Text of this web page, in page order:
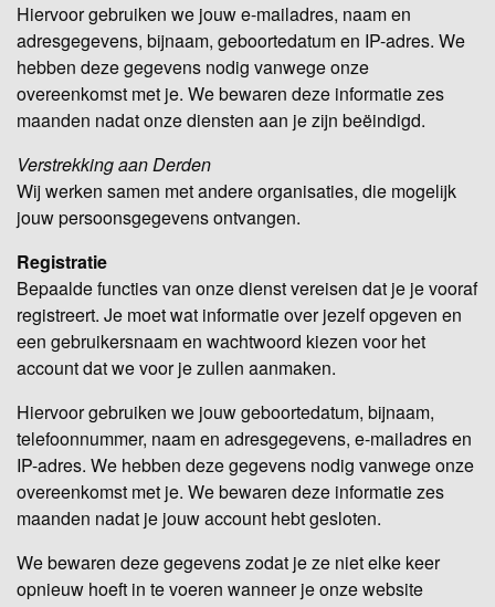
Hiervoor gebruiken we jouw e-mailadres, naam en
adresgegevens, bijnaam, geboortedatum en IP-adres. We
hebben deze gegevens nodig vanwege onze
overeenkomst met je. We bewaren deze informatie zes
maanden nadat onze diensten aan je zijn beëindigd.
Verstrekking aan Derden
Wij werken samen met andere organisaties, die mogelijk
jouw persoonsgegevens ontvangen.
Registratie
Bepaalde functies van onze dienst vereisen dat je je vooraf
registreert. Je moet wat informatie over jezelf opgeven en
een gebruikersnaam en wachtwoord kiezen voor het
account dat we voor je zullen aanmaken.
Hiervoor gebruiken we jouw geboortedatum, bijnaam,
telefoonnummer, naam en adresgegevens, e-mailadres en
IP-adres. We hebben deze gegevens nodig vanwege onze
overeenkomst met je. We bewaren deze informatie zes
maanden nadat je jouw account hebt gesloten.
We bewaren deze gegevens zodat je ze niet elke keer
opnieuw hoeft in te voeren wanneer je onze website